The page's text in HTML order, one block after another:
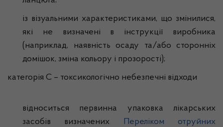
із візуальними характеристиками, що змінилися,
які не визначені в інструкції виробника
(наприклад, наявність осаду та/або сторонніх
домішок, зміна кольору і прозорості);
категорія С – токсикологічно небезпечні відходи
відноситься первинна упаковка лікарських
засобів визначених
Переліком отруйних